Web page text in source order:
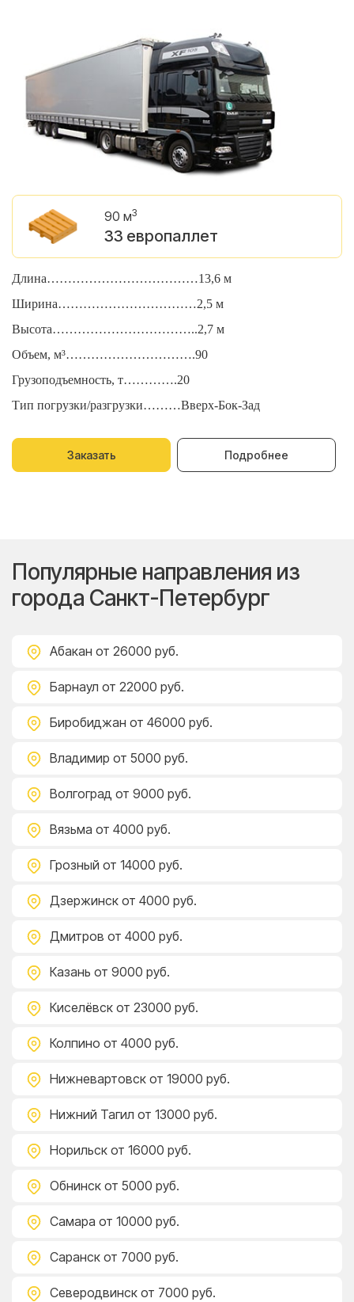
90 м3
33 европаллет
Длина………………………………13,6 м
Ширина……………………………2,5 м
Высота……………………………..2,7 м
Объем, м³………………………….90
Грузоподъемность, т………….20
Тип погрузки/разгрузки………Вверх-Бок-Зад
Заказать Подробнее
Популярные направления из
города Санкт-Петербург
Абакан от 26000 руб.
Барнаул от 22000 руб.
Биробиджан от 46000 руб.
Владимир от 5000 руб.
Волгоград от 9000 руб.
Вязьма от 4000 руб.
Грозный от 14000 руб.
Дзержинск от 4000 руб.
Дмитров от 4000 руб.
Казань от 9000 руб.
Киселёвск от 23000 руб.
Колпино от 4000 руб.
Нижневартовск от 19000 руб.
Нижний Тагил от 13000 руб.
Норильск от 16000 руб.
Обнинск от 5000 руб.
Самара от 10000 руб.
Саранск от 7000 руб.
Северодвинск от 7000 руб.